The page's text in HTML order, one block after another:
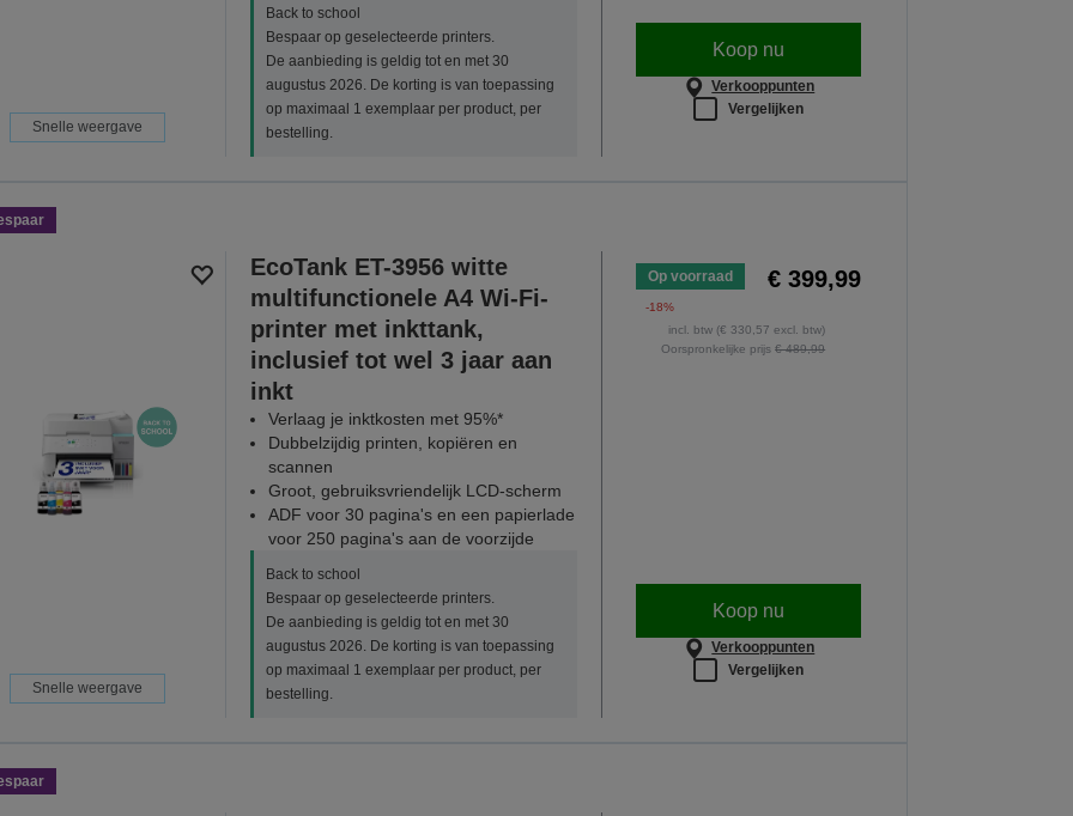
Snelle weergave
Back to school
Bespaar op geselecteerde printers.
De aanbieding is geldig tot en met 30
augustus 2026. De korting is van toepassing
op maximaal 1 exemplaar per product, per
bestelling.
Koop nu
Verkooppunten
Vergelijken
Snelle weergave
EcoTank ET-3956 witte
multifunctionele A4 Wi-Fi-
printer met inkttank,
inclusief tot wel 3 jaar aan
inkt
Verlaag je inktkosten met 95%*
Dubbelzijdig printen, kopiëren en
scannen
Groot, gebruiksvriendelijk LCD-scherm
ADF voor 30 pagina's en een papierlade
voor 250 pagina's aan de voorzijde
Back to school
Bespaar op geselecteerde printers.
De aanbieding is geldig tot en met 30
augustus 2026. De korting is van toepassing
op maximaal 1 exemplaar per product, per
bestelling.
Op voorraad € 399,99
-18%
incl. btw (€ 330,57 excl. btw)
Oorspronkelijke prijs€ 489,99
Koop nu
Verkooppunten
Vergelijken